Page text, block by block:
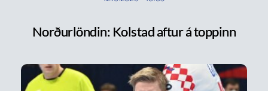
Norðurlöndin: Kolstad aftur á toppinn